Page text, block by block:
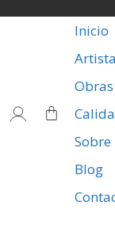
Inicio
Obras
Blog